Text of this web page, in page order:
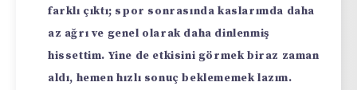
farklı çıktı; spor sonrasında kaslarımda daha
az ağrı ve genel olarak daha dinlenmiş
hissettim. Yine de etkisini görmek biraz zaman
aldı, hemen hızlı sonuç beklememek lazım.